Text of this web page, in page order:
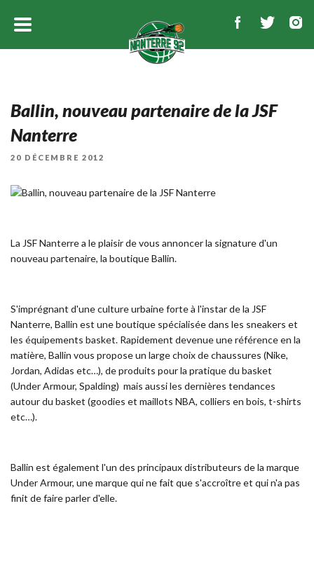
Ballin, nouveau partenaire de la JSF
Nanterre
PUBLIÉ
20 DÉCEMBRE 2012
La JSF Nanterre a le plaisir de vous annoncer la signature d'un
nouveau partenaire, la boutique Ballin.
S'imprégnant d'une culture urbaine forte à l'instar de la JSF
Nanterre, Ballin est une boutique spécialisée dans les sneakers et
les équipements basket. Rapidement devenue une référence en la
matière, Ballin vous propose un large choix de chaussures (Nike,
Jordan, Adidas etc…), de produits pour la pratique du basket
(Under Armour, Spalding) mais aussi les dernières tendances
autour du basket (goodies et maillots NBA, colliers en bois, t-shirts
etc…).
Ballin est également l'un des principaux distributeurs de la marque
Under Armour, une marque qui ne fait que s'accroître et qui n'a pas
finit de faire parler d'elle.